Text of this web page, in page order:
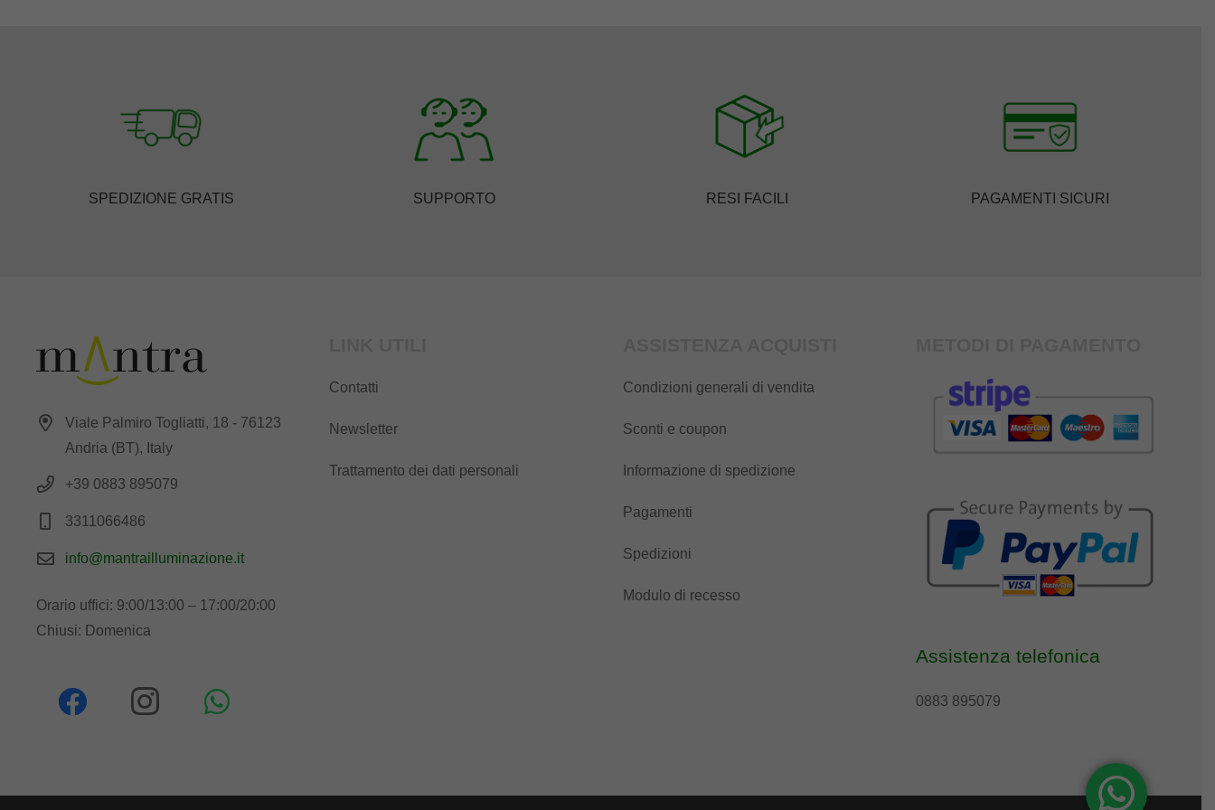
SPEDIZIONE GRATIS SUPPORTO RESI FACILI PAGAMENTI SICURI
Viale Palmiro Togliatti, 18 - 76123
Andria (BT), Italy
+39 0883 895079
3311066486
info@mantrailluminazione.it
Orario uffici: 9:00/13:00 – 17:00/20:00
Chiusi: Domenica
Contatti
Newsletter
Trattamento dei dati personali
Condizioni generali di vendita
Sconti e coupon
Informazione di spedizione
Pagamenti
Spedizioni
Modulo di recesso
Assistenza telefonica
0883 895079